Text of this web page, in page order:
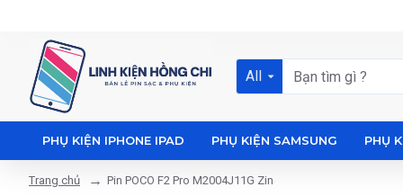
All
PHỤ KIỆN IPHONE IPAD PHỤ KIỆN SAMSUNG PHỤ
Trang chủ Pin POCO F2 Pro M2004J11G Zin